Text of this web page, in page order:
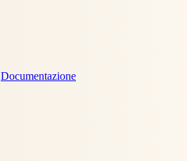
Documentazione